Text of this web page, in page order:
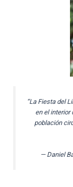
“La Fiesta del
en el interior
población
— Daniel